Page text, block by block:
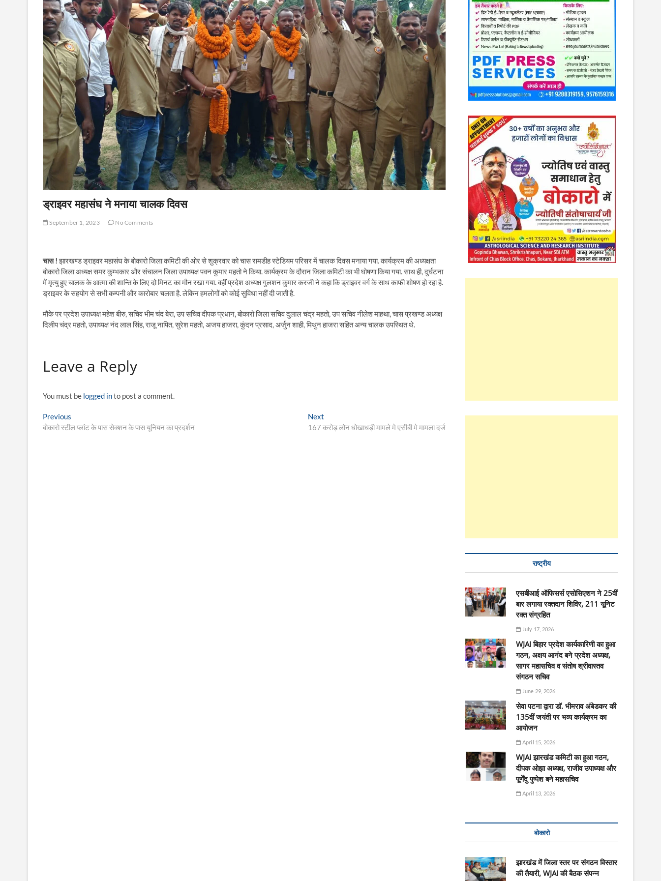
ड्राइवर महासंघ ने मनाया चालक दिवस
September 1, 2023 No Comments
चास !झारखण्ड ड्राइवर महासंघ के बोकारो जिला कमिटी की ओर से शुक्रवार को चास रामडीह स्टेडियम परिसर में चालक दिवस मनाया गया. कार्यक्रम की अध्यक्षता
बोकारो जिला अध्यक्ष समर कुम्भकार और संचालन जिला उपाध्यक्ष पवन कुमार महतो ने किया. कार्यक्रम के दौरान जिला कमिटी का भी घोषणा किया गया. साथ ही, दुर्घटना
में मृत्यु हुए चालक के आत्मा की शान्ति के लिए दो मिनट का मौन रखा गया. वहीं प्रदेश अध्यक्ष गुलशन कुमार करजी ने कहा कि ड्राइवर वर्ग के साथ काफी शोषण हो रहा है.
ड्राइवर के सहयोग से सभी कम्पनी और कारोबार चलता है. लेकिन हमलोगों को कोई सुविधा नहीं दी जाती है.
मौके पर प्रदेश उपाध्यक्ष महेश बीरु, सचिव भीम चंद बेरा, उप सचिव दीपक प्रधान, बोकारो जिला सचिव दुलाल चंद्र महतो, उप सचिव नीलेश माहथा, चास प्रखण्ड अध्यक्ष
दिलीप चंद्र महतो, उपाध्यक्ष नंद लाल सिंह, राजू नापित, सुरेश महतो, अजय हाजरा, कुंदन प्रसाद, अर्जुन शाही, मिथुन हाजरा सहित अन्य चालक उपस्थित थे.
Leave a Reply
You must be logged into post a comment.
Post
navigation
Previous
post:
बोकारो स्टील प्लांट के पास सेक्शन के पास यूनियन का प्रदर्शन
Next
post:
167 करोड़ लोन धोखाधड़ी मामले मे एसीबी मे मामला दर्ज
राष्ट्रीय
एसबीआई ऑफिसर्स एसोसिएशन ने 25वीं
बार लगाया रक्तदान शिविर, 211 यूनिट
रक्त संग्रहित
July 17, 2026
WJAI बिहार प्रदेश कार्यकारिणी का हुआ
गठन, अक्षय आनंद बने प्रदेश अध्यक्ष,
सागर महासचिव व संतोष श्रीवास्तव
संगठन सचिव
June 29, 2026
सेवा पटना द्वारा डॉ. भीमराव अंबेडकर की
135वीं जयंती पर भव्य कार्यक्रम का
आयोजन
April 15, 2026
WJAI झारखंड कमिटी का हुआ गठन,
दीपक ओझा अध्यक्ष, राजीव उपाध्यक्ष और
पूर्णेंदु पुष्पेश बने महासचिव
April 13, 2026
बोकारो
झारखंड में जिला स्तर पर संगठन विस्तार
की तैयारी, WJAI की बैठक संपन्न